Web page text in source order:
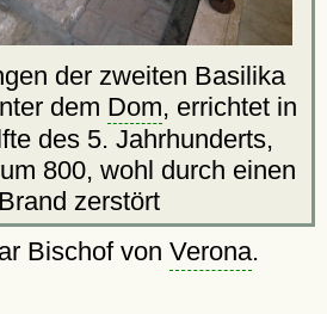
der zweiten Basilika
dem Dom, errichtet in
des 5. Jahrhunderts,
800, wohl durch einen
Brand zerstört
Bischof von Verona.